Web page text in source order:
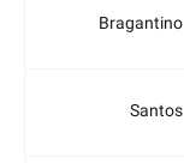
Bragantino
Santos